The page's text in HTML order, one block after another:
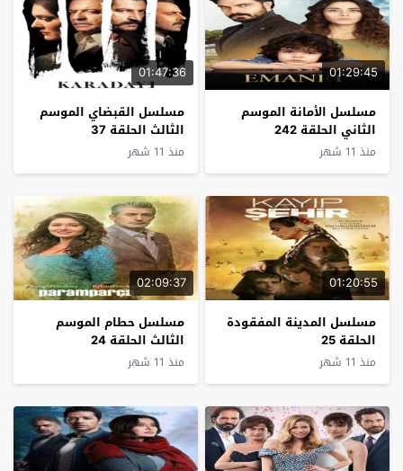
01:29:45
مسلسل الأمانة الموسم
الثاني الحلقة 242
منذ 11 شهر
01:47:36
مسلسل القبضاي الموسم
الثالث الحلقة 37
منذ 11 شهر
01:20:55
مسلسل المدينة المفقودة
الحلقة 25
منذ 11 شهر
02:09:37
مسلسل حطام الموسم
الثالث الحلقة 24
منذ 11 شهر